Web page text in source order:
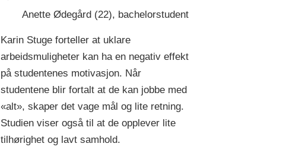
Anette Ødegård (22), bachelorstudent
Karin Stuge forteller at uklare
arbeidsmuligheter kan ha en negativ effekt
på studentenes motivasjon. Når
studentene blir fortalt at de kan jobbe med
«alt», skaper det vage mål og lite retning.
Studien viser også til at de opplever lite
tilhørighet og lavt samhold.